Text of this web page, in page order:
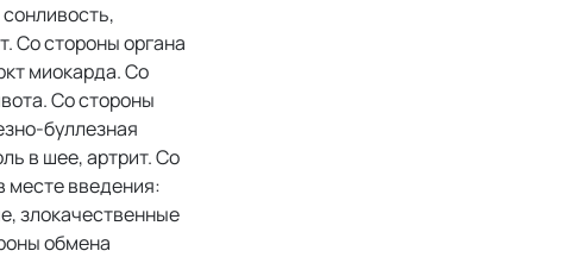
Со стороны органа
миокарда. Со
Со стороны
буллезная
в шее, артрит. Со
месте введения:
злокачественные
обмена